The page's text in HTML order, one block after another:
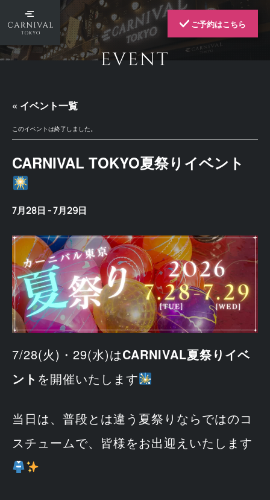
ご予約はこちら
EVENT
« イベント一覧
このイベントは終了しました。
CARNIVAL TOKYO夏祭りイベント
7月28日 -7月29日
7/28(火)・29(水)はCARNIVAL夏祭りイベ
ント を開催いたします
当日は、普段とは違う夏祭りならではのコ
スチュームで、皆様をお出迎えいたします